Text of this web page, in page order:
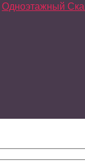
Одноэтажный